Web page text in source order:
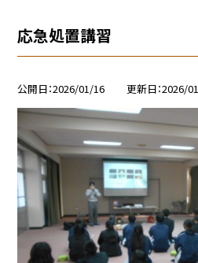
応急処置講習
公開日 2026/01/16 更新日 2026/